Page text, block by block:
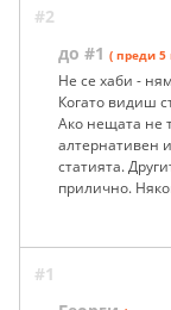
#2
до #1 ( преди 5
Не се хаби -
Когато видиш
Ако нещата не
алтернативен
статията.
прилично.
#1